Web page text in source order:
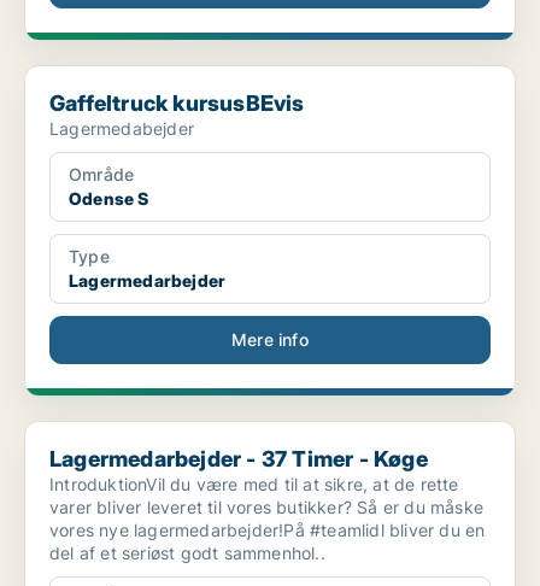
Gaffeltruck kursusBEvis
Gaffeltruck kursusBEvis
Lagermedabejder
Område
Odense S
Type
Lagermedarbejder
Mere info
Lagermedarbejder - 37 Timer - Køge
Lagermedarbejder - 37 Timer - Køge
IntroduktionVil du være med til at sikre, at de rette
varer bliver leveret til vores butikker? Så er du måske
vores nye lagermedarbejder!På #teamlidl bliver du en
del af et seriøst godt sammenhol..